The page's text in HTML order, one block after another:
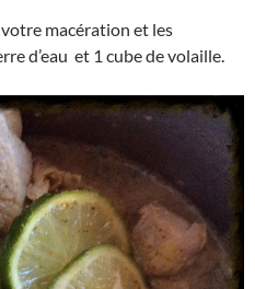
macération et les
d’eau et 1 cube de volaille.